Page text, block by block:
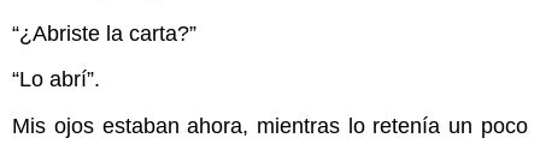
“¿Abriste la carta?”
“Lo abrí”.
Mis ojos estaban ahora, mientras lo retenía un poco